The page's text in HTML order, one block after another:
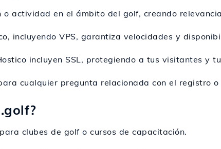
o actividad en el ámbito del golf, creando
incluyendo VPS, garantiza velocidades y
incluyen SSL, protegiendo a tus visitantes y
cualquier pregunta relacionada con el registro o
clubes de golf o cursos de capacitación.